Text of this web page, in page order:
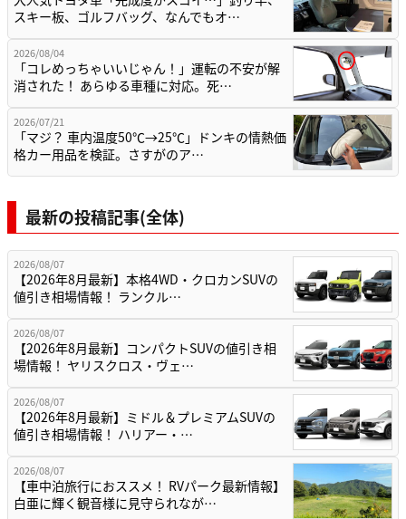
スキー板、ゴルフバッグ、なんでもオ…
2026/08/04
「コレめっちゃいいじゃん！」運転の不安が解
消された！ あらゆる車種に対応。死…
2026/07/21
「マジ？ 車内温度50℃→25℃」ドンキの情熱価
格カー用品を検証。さすがのア…
最新の投稿記事(全体)
2026/08/07
【2026年8月最新】本格4WD・クロカンSUVの
値引き相場情報！ ランクル…
2026/08/07
【2026年8月最新】コンパクトSUVの値引き相
場情報！ ヤリスクロス・ヴェ…
2026/08/07
【2026年8月最新】ミドル＆プレミアムSUVの
値引き相場情報！ ハリアー・…
2026/08/07
【車中泊旅行におススメ！ RVパーク最新情報】
白亜に輝く観音様に見守られなが…